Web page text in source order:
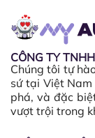
CÔNG TY
Chúng tôi tự
sứ tại Việt
phá, và đặc
vượt trội trong